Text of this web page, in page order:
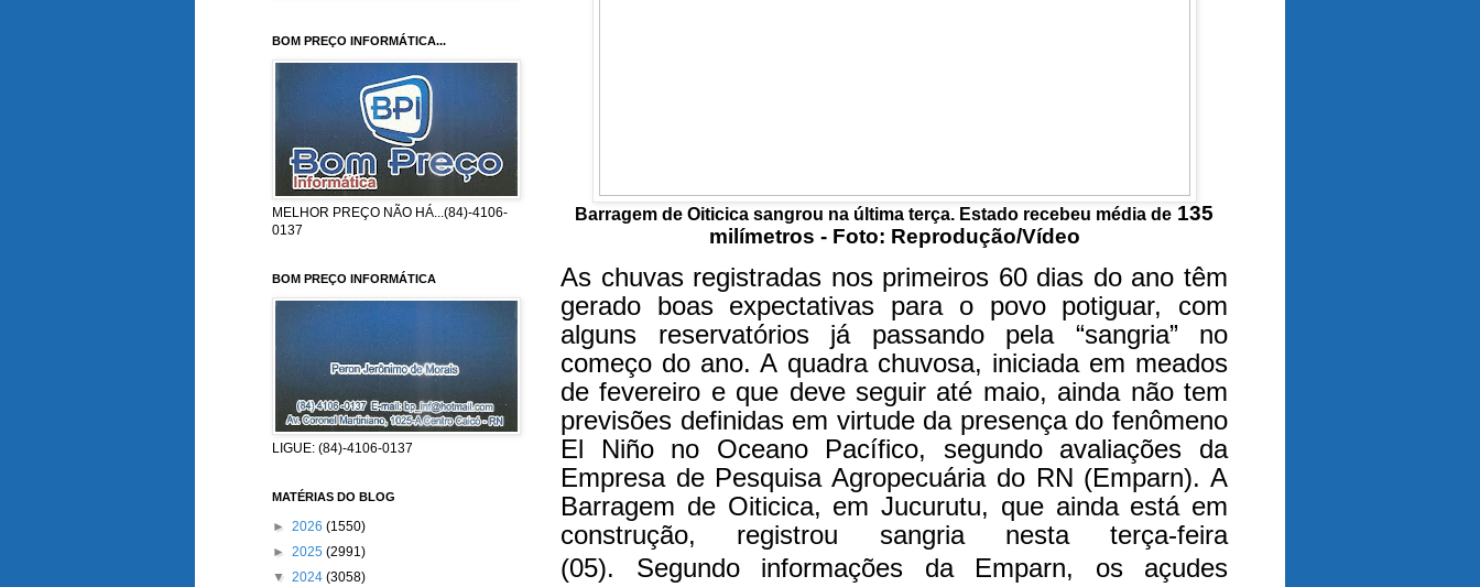
Barragem de Oiticica sangrou na última terça. Estado recebeu média de 135
milímetros - Foto: Reprodução/Vídeo
As chuvas registradas nos primeiros 60 dias do ano têm
gerado boas expectativas para o povo potiguar, com
alguns reservatórios já passando pela “sangria” no
começo do ano. A quadra chuvosa, iniciada em meados
de fevereiro e que deve seguir até maio, ainda não tem
previsões definidas em virtude da presença do fenômeno
El Niño no Oceano Pacífico, segundo avaliações da
Empresa de Pesquisa Agropecuária do RN (Emparn). A
Barragem de Oiticica, em Jucurutu, que ainda está em
construção, registrou sangria nesta terça-feira
(05). Segundo informações da Emparn, os açudes
BOM PREÇO INFORMÁTICA...
MELHOR PREÇO NÃO HÁ...(84)-4106-
0137
BOM PREÇO INFORMÁTICA
LIGUE: (84)-4106-0137
MATÉRIAS DO BLOG
► 2026 (1550)
► 2025 (2991)
▼ 2024 (3058)